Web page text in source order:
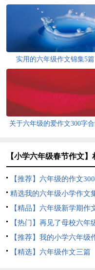
实用的六年级作文锦集5篇
关于六年级的爱作文300字
【小学六年级春节作文】
【推荐】六年级的作文
合集6篇
精选我的六年级小学作文
5篇【精品】六年级新学期作
编七篇
【热门】再见了母校六年
文合集五篇
【推荐】我的小学六年级
四篇【精选】六年级作文三篇